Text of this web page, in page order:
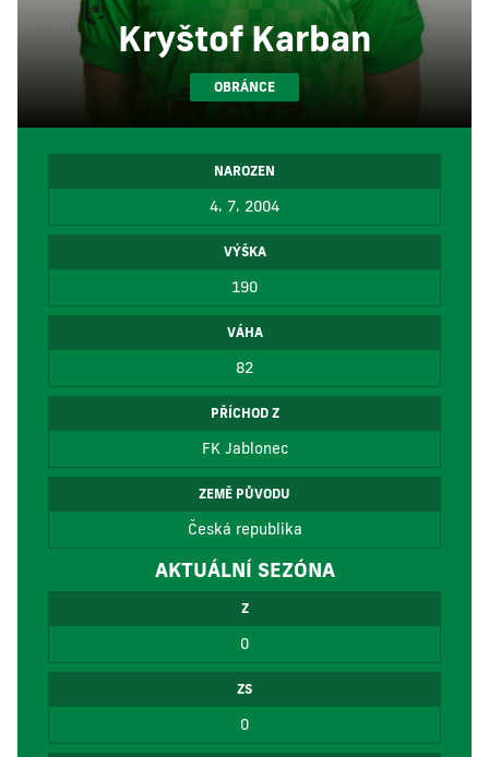
Kryštof Karban
OBRÁNCE
NAROZEN
4. 7. 2004
VÝŠKA
190
VÁHA
82
PŘÍCHOD Z
FK Jablonec
ZEMĚ PŮVODU
Česká republika
AKTUÁLNÍ SEZÓNA
Z
0
ZS
0